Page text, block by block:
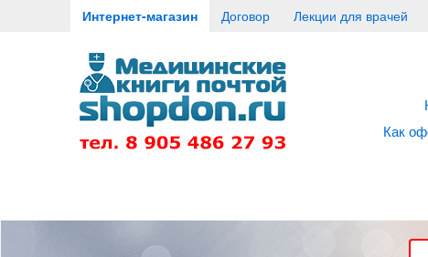
Интернет-магазин Договор Лекции для врачей
Как